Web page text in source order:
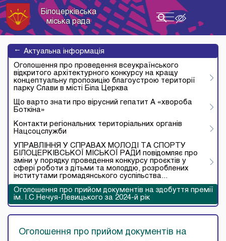
Toggle
navigation
Білоцерківська
міська рада
→ Актуальна інформація
Оголошення про проведення всеукраїнського
відкритого архітектурного конкурсу на кращу
концептуальну пропозицію благоустрою території
парку Слави в місті Біла Церква
Що варто знати про вірусний гепатит А «хвороба
Боткіна»
Контакти регіональних територіальних органів
Нацсоцслужби
УПРАВЛІННЯ У СПРАВАХ МОЛОДІ ТА СПОРТУ
БІЛОЦЕРКІВСЬКОЇ МІСЬКОЇ РАДИ повідомляє про
зміни у порядку проведення конкурсу проєктів у
сфері роботи з дітьми та молоддю, розроблених
інститутами громадянського суспільства...
Оголошення про прийом документів на здобуття премії
ім. І.С.Нечуя-Левицького за 2024-й рік
Оголошення про прийом документів на